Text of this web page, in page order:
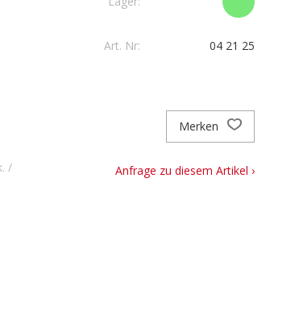
Art. Nr: 04 21 25
/
Merken
Anfrage zu diesem Artikel ›